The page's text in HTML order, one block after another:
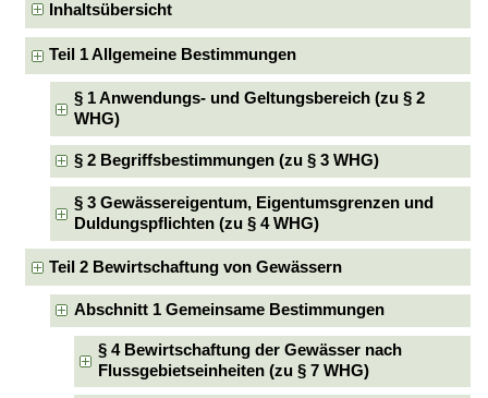
Inhaltsübersicht
Teil 1 Allgemeine Bestimmungen
§ 1 Anwendungs- und Geltungsbereich (zu § 2
WHG)
§ 2 Begriffsbestimmungen (zu § 3 WHG)
§ 3 Gewässereigentum, Eigentumsgrenzen und
Duldungspflichten (zu § 4 WHG)
Teil 2 Bewirtschaftung von Gewässern
Abschnitt 1 Gemeinsame Bestimmungen
§ 4 Bewirtschaftung der Gewässer nach
Flussgebietseinheiten (zu § 7 WHG)